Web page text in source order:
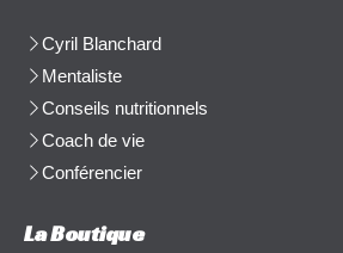
Cyril Blanchard
Mentaliste
Conseils nutritionnels
Coach de vie
Conférencier
La Boutique